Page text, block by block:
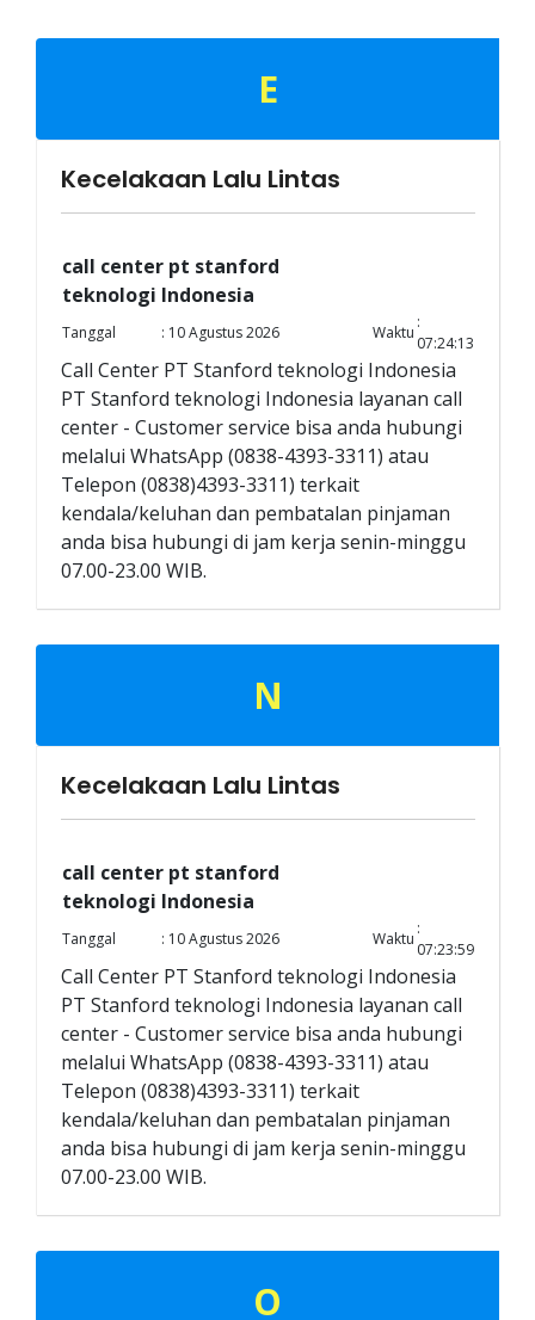
E
Kecelakaan Lalu Lintas
call center pt stanford
teknologi Indonesia
Tanggal : 10 Agustus 2026 Waktu
:
07:24:13
Call Center PT Stanford teknologi Indonesia
PT Stanford teknologi Indonesia layanan call
center - Customer service bisa anda hubungi
melalui WhatsApp (0838-4393-3311) atau
Telepon (0838)4393-3311) terkait
kendala/keluhan dan pembatalan pinjaman
anda bisa hubungi di jam kerja senin-minggu
07.00-23.00 WIB.
N
Kecelakaan Lalu Lintas
call center pt stanford
teknologi Indonesia
Tanggal : 10 Agustus 2026 Waktu
:
07:23:59
Call Center PT Stanford teknologi Indonesia
PT Stanford teknologi Indonesia layanan call
center - Customer service bisa anda hubungi
melalui WhatsApp (0838-4393-3311) atau
Telepon (0838)4393-3311) terkait
kendala/keluhan dan pembatalan pinjaman
anda bisa hubungi di jam kerja senin-minggu
07.00-23.00 WIB.
O